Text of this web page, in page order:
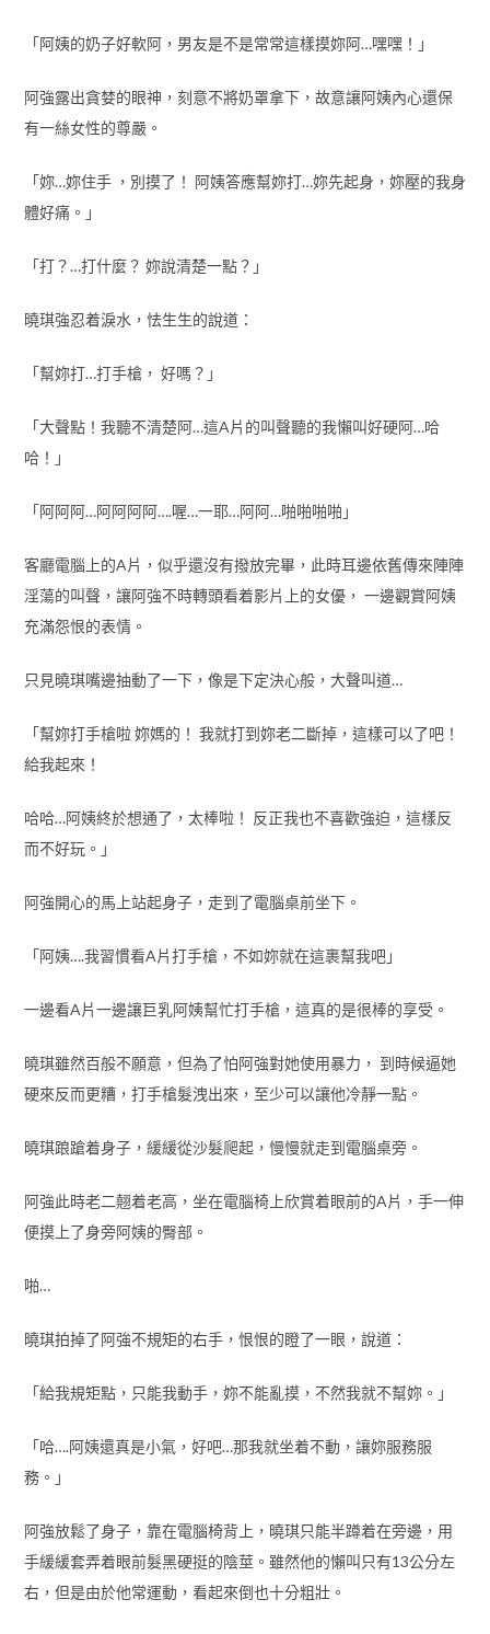
「阿姨的奶子好軟阿，男友是不是常常這樣摸妳阿…嘿嘿！」
阿強露出貪婪的眼神，刻意不將奶罩拿下，故意讓阿姨內心還保
有一絲女性的尊嚴。
「妳…妳住手 ，別摸了！ 阿姨答應幫妳打…妳先起身，妳壓的我身
體好痛。」
「打？…打什麼？ 妳說清楚一點？」
曉琪強忍着淚水，怯生生的說道：
「幫妳打…打手槍， 好嗎？」
「大聲點！我聽不清楚阿…這A片的叫聲聽的我懶叫好硬阿…哈
哈！」
「阿阿阿…阿阿阿阿….喔…一耶…阿阿…啪啪啪啪」
客廳電腦上的A片，似乎還沒有撥放完畢，此時耳邊依舊傳來陣陣
淫蕩的叫聲，讓阿強不時轉頭看着影片上的女優， 一邊觀賞阿姨
充滿怨恨的表情。
只見曉琪嘴邊抽動了一下，像是下定決心般，大聲叫道…
「幫妳打手槍啦 妳媽的！ 我就打到妳老二斷掉，這樣可以了吧！
給我起來！
哈哈…阿姨終於想通了，太棒啦！ 反正我也不喜歡強迫，這樣反
而不好玩。」
阿強開心的馬上站起身子，走到了電腦桌前坐下。
「阿姨….我習慣看A片打手槍，不如妳就在這裹幫我吧」
一邊看A片一邊讓巨乳阿姨幫忙打手槍，這真的是很棒的享受。
曉琪雖然百般不願意，但為了怕阿強對她使用暴力， 到時候逼她
硬來反而更糟，打手槍髮洩出來，至少可以讓他冷靜一點。
曉琪踉蹌着身子，緩緩從沙髮爬起，慢慢就走到電腦桌旁。
阿強此時老二翹着老高，坐在電腦椅上欣賞着眼前的A片，手一伸
便摸上了身旁阿姨的臀部。
啪…
曉琪拍掉了阿強不規矩的右手，恨恨的瞪了一眼，說道：
「給我規矩點，只能我動手，妳不能亂摸，不然我就不幫妳。」
「哈….阿姨還真是小氣，好吧…那我就坐着不動，讓妳服務服
務。」
阿強放鬆了身子，靠在電腦椅背上，曉琪只能半蹲着在旁邊，用
手緩緩套弄着眼前髮黑硬挺的陰莖。雖然他的懶叫只有13公分左
右，但是由於他常運動，看起來倒也十分粗壯。